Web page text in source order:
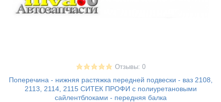
Отзывы: 0
Поперечина - нижняя растяжка передней подвески - ваз 2108,
2113, 2114, 2115 СИТЕК ПРОФИ с полиуретановыми
сайлентблоками - передняя балка